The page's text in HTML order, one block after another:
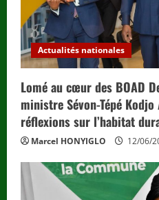
Actualités nationales
Lomé au cœur des BOAD
ministre Sévon-Tépé Kodjo
réflexions sur l’habitat
Marcel HONYIGLO 12/06/